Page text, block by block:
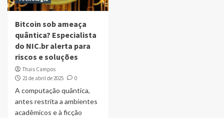
Bitcoin sob ameaça
quântica? Especialista
do NIC.br alerta para
riscos e soluções
Thais Campos
21 de abril de 2025
0
A computação quântica,
antes restrita a ambientes
acadêmicos e à ficção